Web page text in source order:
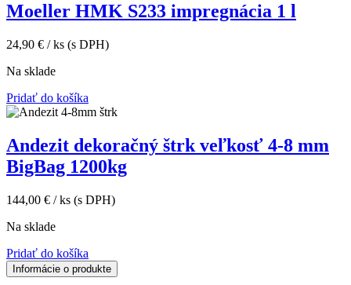
Moeller HMK S233 impregnácia 1 l
24,90 € / ks (s DPH)
Na sklade
Pridať do košíka
Andezit dekoračný štrk veľkosť 4-8 mm
BigBag 1200kg
144,00 € / ks (s DPH)
Na sklade
Pridať do košíka
Informácie o produkte